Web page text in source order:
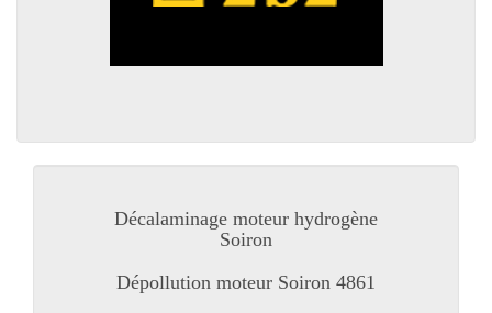
Décalaminage moteur hydrogène
Soiron
Dépollution moteur Soiron 4861